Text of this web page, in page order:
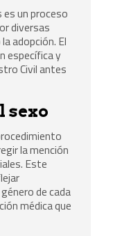
es un proceso
diversas
adopción. El
específica y
Civil antes
sexo
la mención
Este
de cada
médica que